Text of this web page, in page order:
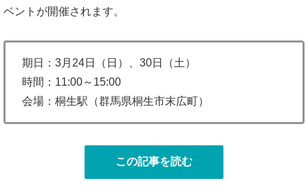
ベントが開催されます。
期日：3月24日（日）、30日（土）
時間：11:00～15:00
会場：桐生駅（群馬県桐生市末広町）
この記事を読む